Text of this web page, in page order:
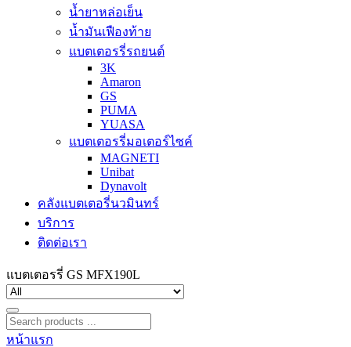
น้ำยาหล่อเย็น
น้ำมันเฟืองท้าย
แบตเตอรรี่รถยนต์
3K
Amaron
GS
PUMA
YUASA
แบตเตอรรี่มอเตอร์ไซค์
MAGNETI
Unibat
Dynavolt
คลังแบตเตอรี่นวมินทร์
บริการ
ติดต่อเรา
แบตเตอรรี่ GS MFX190L
หน้าแรก